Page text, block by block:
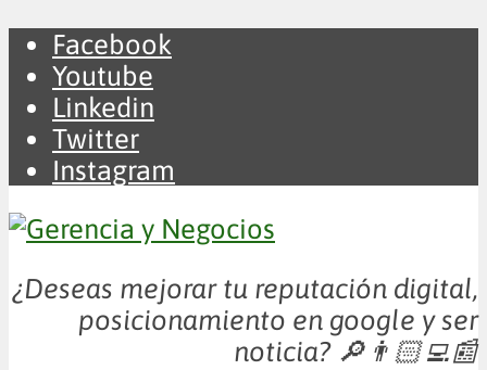
Facebook
Youtube
Linkedin
Twitter
Instagram
¿Deseas mejorar tu reputación digital,
posicionamiento en google y ser
noticia? 🔎👨🏻‍💻📰